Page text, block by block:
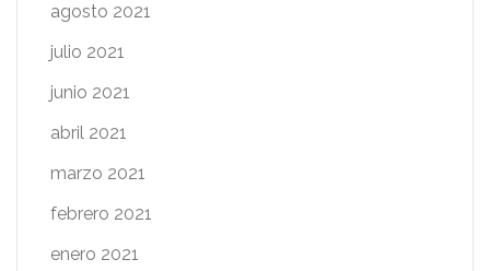
agosto 2021
julio 2021
junio 2021
abril 2021
marzo 2021
febrero 2021
enero 2021